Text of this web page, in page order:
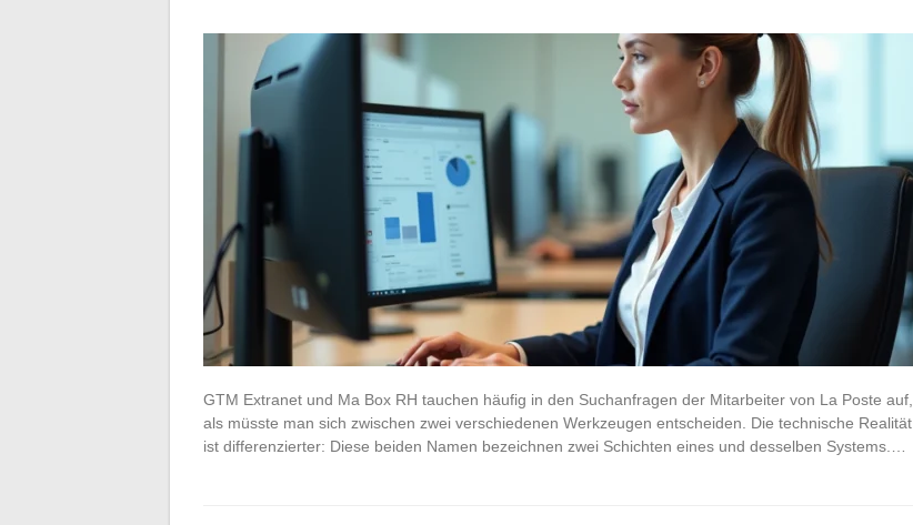
GTM Extranet und Ma Box RH tauchen häufig in den Suchanfragen der Mitarbeiter von La Poste auf,
als müsste man sich zwischen zwei verschiedenen Werkzeugen entscheiden. Die technische Realität
ist differenzierter: Diese beiden Namen bezeichnen zwei Schichten eines und desselben Systems.…